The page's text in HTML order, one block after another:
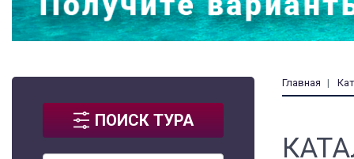
ПОИСК ТУРА
Главная